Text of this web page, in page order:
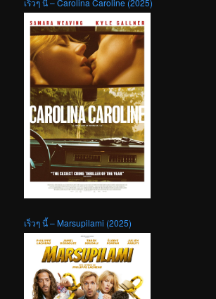
เร็วๆ นี้ – Carolina Caroline (2025)
เร็วๆ นี้ – Marsupilami (2025)